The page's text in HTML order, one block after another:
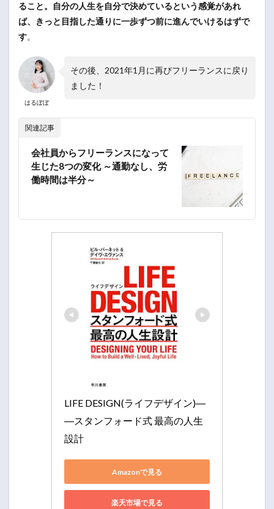
ること。自分の人生を自分で決めているという感覚があれ
ば、きっと目指した通りに一歩ずつ前に進んでいけるはずで
す。
はるぼぼ
その後、2021年1月に再びフリーランスに戻り
ました！
関連記事
会社員からフリーランスになって
生じた8つの変化 ～通勤なし、労
働時間は半分～
LIFE DESIGN(ライフデザイン)―
―スタンフォード式 最高の人生
設計
Amazonで見る
楽天市場で見る